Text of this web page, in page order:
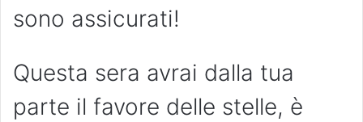
sono assicurati!
Questa sera avrai dalla tua
parte il favore delle stelle, è